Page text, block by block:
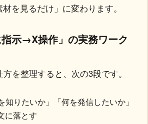
材を見るだけ」に変わります。
示→X操作」の実務ワーク
を整理すると、次の3段です。
知りたいか」「何を発信したいか」
に落とす